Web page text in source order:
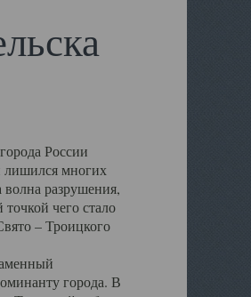
России
лишился многих
разрушения,
чего стало
– Троицкого
города. В